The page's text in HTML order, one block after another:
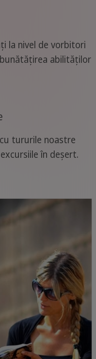
la nivel de vorbitori
abilităților
tururile noastre
în deșert.